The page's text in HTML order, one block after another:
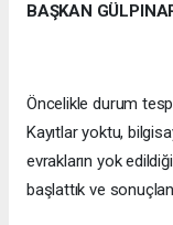
BAŞKAN
Öncelikle durum
Kayıtlar yoktu,
evrakların yok
başlattık ve